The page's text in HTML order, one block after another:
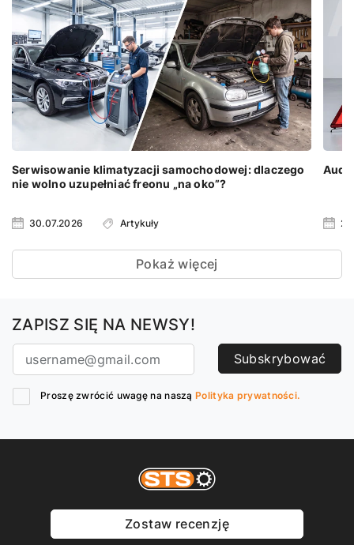
Serwisowanie klimatyzacji samochodowej: dlaczego
nie wolno uzupełniać freonu „na oko”?
30.07.2026 Artykuły
Audi
Pokaż więcej
ZAPISZ SIĘ NA NEWSY!
Subskrybować
Proszę zwrócić uwagę na naszą Polityka prywatności.
Zostaw recenzję